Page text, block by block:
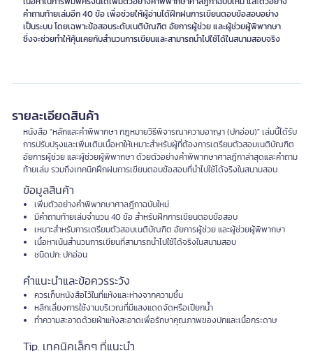
คำถามท้ายเล่มอีก 40 ข้อ เพื่อช่วยให้ผู้อ่านได้ฝึกฝนการเขียนตอบข้อสอบอย่าง
เป็นระบบ โดยเฉพาะข้อสอบระดับเนติบัณฑิต อัยการผู้ช่วย และผู้ช่วยผู้พิพากษา
ซึ่งจะช่วยทำให้คุ้นเคยกับสำนวนการเขียนและสามารถนำไปใช้ได้ในสนามสอบจริง
รายละเอียดสินค้า
หนังสือ "หลักและคำพิพากษา กฎหมายวิธีพิจารณาความอาญา (ปกอ่อน)" เล่มนี้ได้รับ
การปรับปรุงและเพิ่มเติมเนื้อหาให้เหมาะสำหรับผู้ที่ต้องการเตรียมตัวสอบเนติบัณฑิต
อัยการผู้ช่วย และผู้ช่วยผู้พิพากษา ด้วยตัวอย่างคำพิพากษาศาลฎีกาล่าสุดและคำถาม
ท้ายเล่ม รวมถึงเทคนิคฝึกฝนการเขียนตอบข้อสอบที่นำไปใช้ได้จริงในสนามสอบ
ข้อมูลสินค้า
เพิ่มตัวอย่างคำพิพากษาศาลฎีกาฉบับใหม่
มีคำถามท้ายเล่มจำนวน 40 ข้อ สำหรับฝึกการเขียนตอบข้อสอบ
เหมาะสำหรับการเตรียมตัวสอบเนติบัณฑิต อัยการผู้ช่วย และผู้ช่วยผู้พิพากษา
เนื้อหาเน้นสำนวนการเขียนที่สามารถนำไปใช้ได้จริงในสนามสอบ
ชนิดปก: ปกอ่อน
คำแนะนำและข้อควรระวัง
ควรเก็บหนังสือไว้ในที่แห้งและห่างจากความชื้น
หลีกเลี่ยงการใช้งานบริเวณที่มีแสงแดดจัดหรือเปียกน้ำ
ทำความสะอาดด้วยผ้าแห้งสะอาดเพื่อรักษาคุณภาพของปกและเนื้อกระดาษ
Tip. เทคนิคเล็กๆ ที่แนะนำ